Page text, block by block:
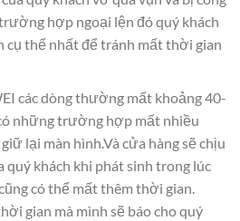
hợp ngoại lện đó quý khách
cụ thể nhất để tránh mất thời gian
các dòng thường mất khoảng 40-
những trường hợp mất nhiều
lại màn hình.Và cửa hàng sẽ chịu
quý khách khi phát sinh trong lúc
có thể mất thêm thời gian.
gian mà mình sẽ báo cho quý